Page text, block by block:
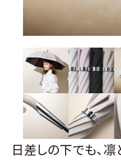
⽇差しの下でも、凛